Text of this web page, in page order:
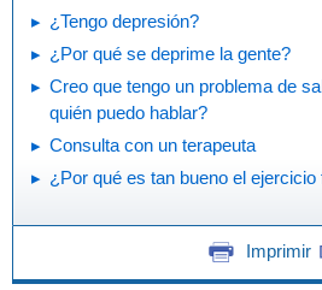
¿Tengo depresión?
¿Por qué se deprime la gente?
Creo que tengo un problema de
quién puedo hablar?
Consulta con un terapeuta
¿Por qué es tan bueno el ejercicio
Imprimir